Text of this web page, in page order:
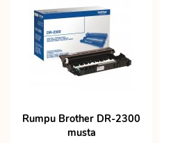
Rumpu Brother DR-2300
musta